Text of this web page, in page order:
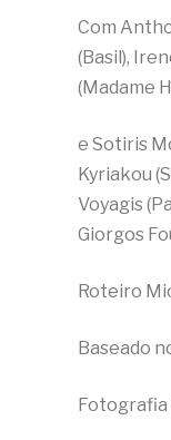
Com
(Basil),
(Madame
e Sotiris
Kyriakou
Voyagis
Giorgos
Roteiro
Baseado